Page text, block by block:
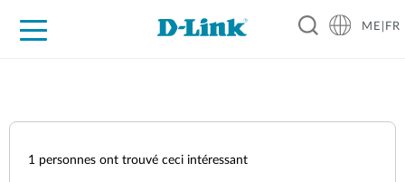
ME|FR
1 personnes ont trouvé ceci intéressant